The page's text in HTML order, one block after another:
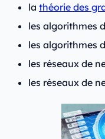
la théorie des
les algorithmes
les algorithmes
les réseaux de
les réseaux de